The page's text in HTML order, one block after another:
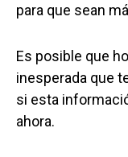
para que sean
Es posible que
inesperada que
si esta
ahora.